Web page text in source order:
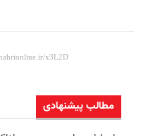
مطالب پیشنهادی